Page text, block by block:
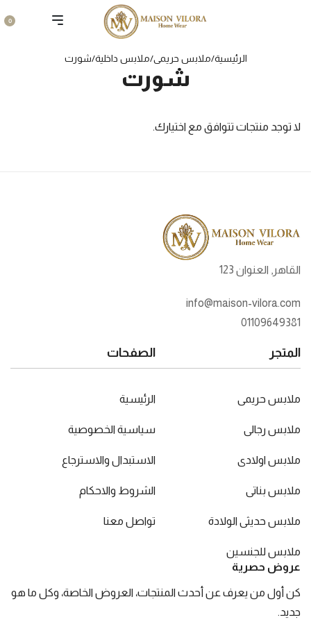
0
الرئيسية/ملابس حريمى/ملابس داخلية/شورت
شورت
لا توجد منتجات تتوافق مع اختيارك.
القاهر, العنوان 123
info@maison-vilora.com
01109649381
المتجر
ملابس حريمى
ملابس رجالى
ملابس اولادى
ملابس بناتى
ملابس حديثى الولادة
ملابس للجنسين
الصفحات
الرئيسية
سياسية الخصوصية
الاستبدال والاسترجاع
الشروط والاحكام
تواصل معنا
عروض حصرية
كن أول من يعرف عن أحدث المنتجات، العروض الخاصة، وكل ما هو
جديد.